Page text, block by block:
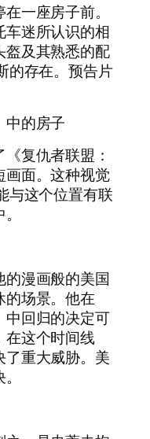
一座房子前。
迷所认识的相
盔及其熟悉的配
的存在。预告片
中的房子
复仇者联盟：
画面。这种视觉
与这个位置有联
漫画般的美国
的场景。他在
中回归的决定可
在这个时间线
重大威胁。美